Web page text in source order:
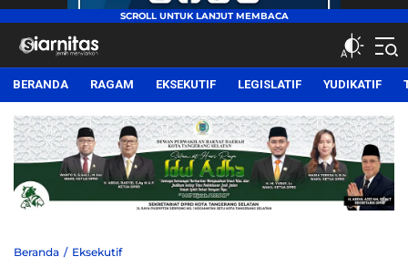
siarnitas
Jernih Menyiarkan
BERANDA RAGAM EKSEKUTIF LEGISLATIF YUDIKATIF
Beranda Eksekutif